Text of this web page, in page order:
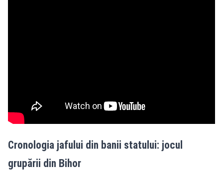
Cronologia jafului din banii statului: jocul
grupării din Bihor